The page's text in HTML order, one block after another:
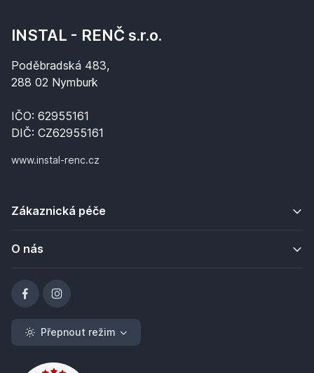
INSTAL - RENČ s.r.o.
Poděbradská 483,
288 02 Nymburk
IČO: 62955161
DIČ: CZ62955161
www.instal-renc.cz
Zákaznická péče
O nás
Přepnout režim